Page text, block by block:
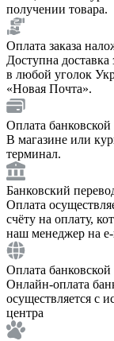
получении товара.
Оплата заказа
Доступна
в любой уголок
«Новая Почта».
Оплата банковской
В магазине или
терминал.
Банковский
Оплата
счёту на оплату,
наш менеджер на
Оплата
Онлайн-оплата
осуществляется с
центра